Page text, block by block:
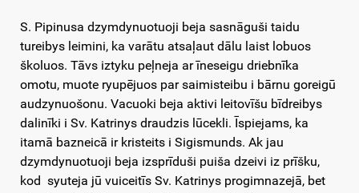
S. Pipinusa dzymdynuotuoji beja sasnāguši taidu
tureibys leimini, ka varātu atsaļaut dālu laist lobuos
školuos. Tāvs iztyku peļneja ar īneseigu driebnīka
omotu, muote ryupējuos par saimisteibu i bārnu goreigū
audzynuošonu. Vacuoki beja aktivi leitovīšu bīdreibys
dalinīki i Sv. Katrinys draudzis lūcekli. Īspiejams, ka
itamā bazneicā ir kristeits i Sigismunds. Ak jau
dzymdynuotuoji beja izsprīduši puiša dzeivi iz prīšku,
kod syuteja jū vuiceitīs Sv. Katrinys progimnazejā, bet